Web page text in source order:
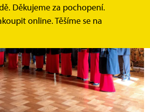
Děkujeme za pochopení.
online. Těšíme se na